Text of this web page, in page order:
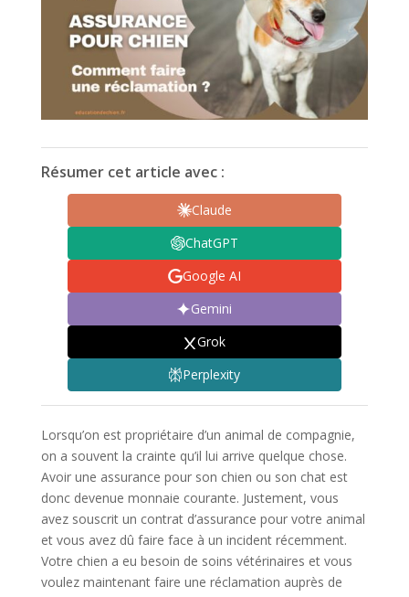
Résumer cet article avec :
Claude
ChatGPT
Google AI
Gemini
Grok
Perplexity
Lorsqu’on est propriétaire d’un animal de compagnie,
on a souvent la crainte qu’il lui arrive quelque chose.
Avoir une assurance pour son chien ou son chat est
donc devenue monnaie courante. Justement, vous
avez souscrit un contrat d’assurance pour votre animal
et vous avez dû faire face à un incident récemment.
Votre chien a eu besoin de soins vétérinaires et vous
voulez maintenant faire une réclamation auprès de